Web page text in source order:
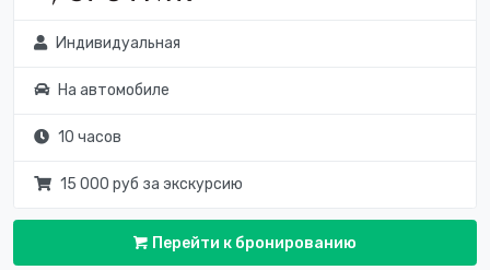
Индивидуальная
На автомобиле
10 часов
15 000 руб за экскурсию
Перейти к бронированию